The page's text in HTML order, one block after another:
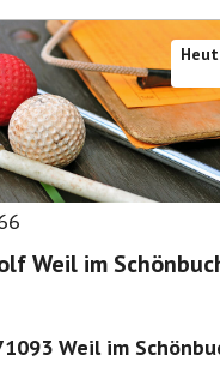
Abenteuergolf Weil im
Weil im